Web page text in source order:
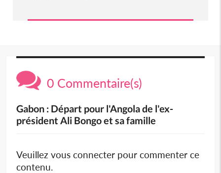
0 Commentaire(s)
Gabon : Départ pour l'Angola de l'ex-
président Ali Bongo et sa famille
Veuillez vous connecter pour commenter ce
contenu.